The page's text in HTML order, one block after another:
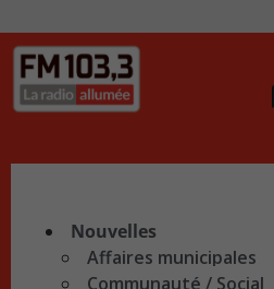
Nouvelles
Affaires municipales
Communauté / Social